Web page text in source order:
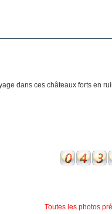
Toutes les photos